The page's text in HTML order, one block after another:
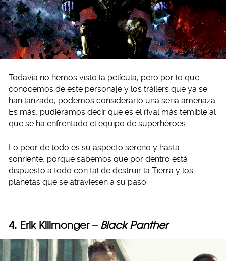
Todavía no hemos visto la película, pero por lo que
conocemos de este personaje y los tráilers que ya se
han lanzado, podemos considerarlo una seria amenaza.
Es más, pudiéramos decir que es el rival más temible al
que se ha enfrentado el equipo de superhéroes…
Lo peor de todo es su aspecto sereno y hasta
sonriente, porque sabemos que por dentro está
dispuesto a todo con tal de destruir la Tierra y los
planetas que se atraviesen a su paso.
4. Erik Killmonger – Black Panther